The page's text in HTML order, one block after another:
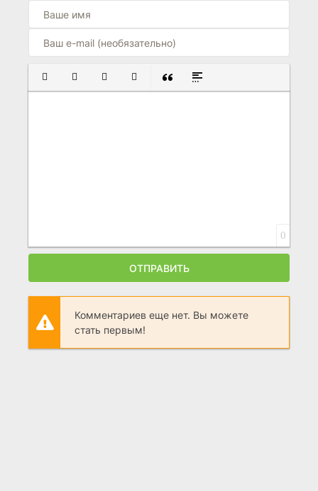
ПОЛУЖИРНЫЙ
КУРСИВПОДЧЕРКНУТЫЙ
ЗАЧЕРКНУТЫЙ
ВСТАВКА ЦИТАТЫ
ВСТАВКА СПОЙЛЕРА
0
ОТПРАВИТЬ
Комментариев еще нет. Вы можете
стать первым!